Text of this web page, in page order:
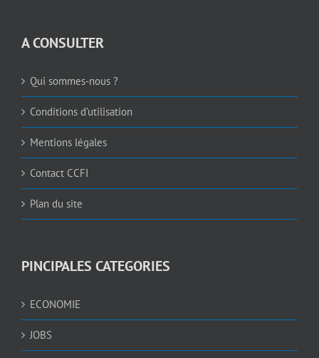
A CONSULTER
Qui sommes-nous ?
Conditions d’utilisation
Mentions légales
Contact CCFI
Plan du site
PINCIPALES CATEGORIES
ECONOMIE
JOBS